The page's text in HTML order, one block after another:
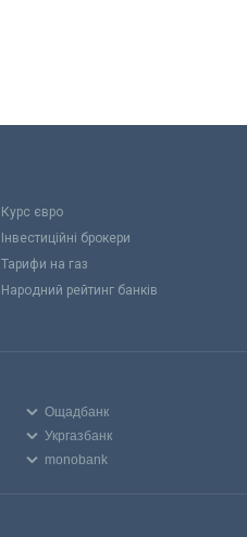
Курс євро
Інвестиційні брокери
Тарифи на газ
Народний рейтинг банків
Ощадбанк
Укргазбанк
monobank